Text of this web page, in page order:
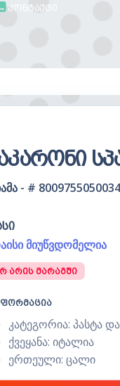
კონტაქტი
- # 8009755050034
მიუწვდომელია
ᲐᲠᲘᲡ ᲛᲐᲠᲐᲒᲨᲘ
კატეგორია: პასტა
ქვეყანა: იტალია
ერთეული: ცალი